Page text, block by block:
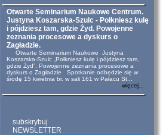
Otwarte Seminarium Naukowe Centrum.
Justyna Koszarska-Szulc - Połkniesz kulę
i pójdziesz tam, gdzie Żyd. Powojenne
zeznania procesowe a dyskurs o
Zagładzie.
Otwarte Seminarium Naukowe Justyna
Koszarska-Szulc „Połkniesz kulę i pójdziesz tam,
gdzie Żyd”. Powojenne zeznania procesowe a
dyskurs o Zagładzie Spotkanie odbędzie się w
środę 15 kwietnia br. w sali 161 w Pałacu St...
więcej...
subskrybuj
NEWSLETTER